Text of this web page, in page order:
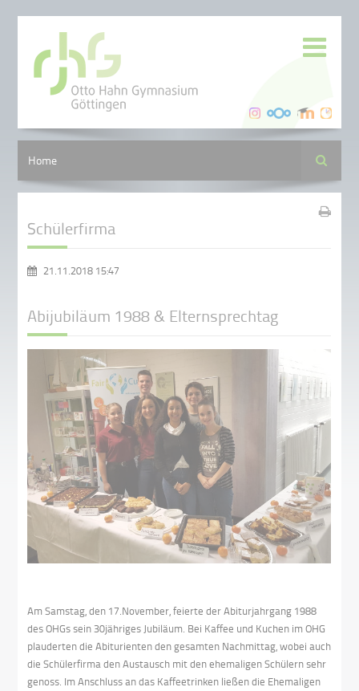
Home Suche
Schülerfirma
21.11.2018 15:47
Abijubiläum 1988 & Elternsprechtag
Am Samstag, den 17.November, feierte der Abiturjahrgang 1988
des OHGs sein 30jähriges Jubiläum. Bei Kaffee und Kuchen im OHG
plauderten die Abiturienten den gesamten Nachmittag, wobei auch
die Schülerfirma den Austausch mit den ehemaligen Schülern sehr
genoss. Im Anschluss an das Kaffeetrinken ließen die Ehemaligen